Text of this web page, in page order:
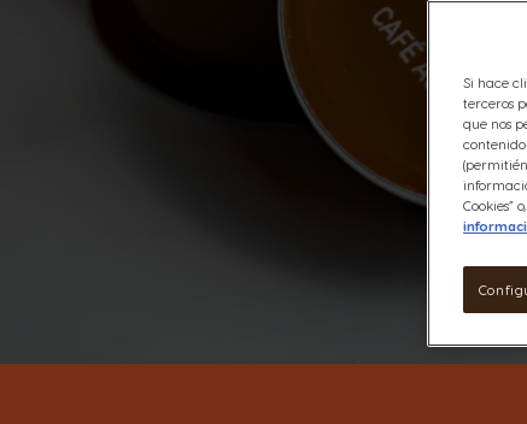
Si hace
terceros
que nos
Cookies”